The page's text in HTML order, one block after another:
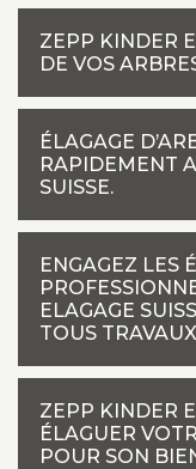
ZEPP KINDER
DE VOS
ÉLAGAGE
RAPIDEMENT
SUISSE.
ENGAGEZ LES
ELAGAGE
TOUS
ZEPP KINDER
ÉLAGUER
POUR SON